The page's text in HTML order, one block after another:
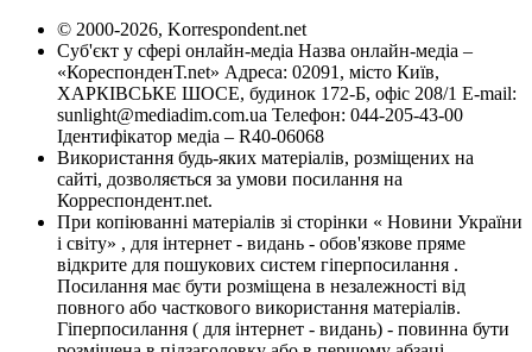
© 2000-2026, Korrespondent.net
Суб'єкт у сфері онлайн-медіа Назва онлайн-медіа –
«КореспонденТ.net» Адреса: 02091, місто Київ,
ХАРКІВСЬКЕ ШОСЕ, будинок 172-Б, офіс 208/1 E-mail:
sunlight@mediadim.com.ua Телефон: 044-205-43-00
Ідентифікатор медіа – R40-06068
Використання будь-яких матеріалів, розміщених на
сайті, дозволяється за умови посилання на
Корреспондент.net.
При копіюванні матеріалів зі сторінки « Новини України
і світу» , для інтернет - видань - обов'язкове пряме
відкрите для пошукових систем гіперпосилання .
Посилання має бути розміщена в незалежності від
повного або часткового використання матеріалів.
Гіперпосилання ( для інтернет - видань) - повинна бути